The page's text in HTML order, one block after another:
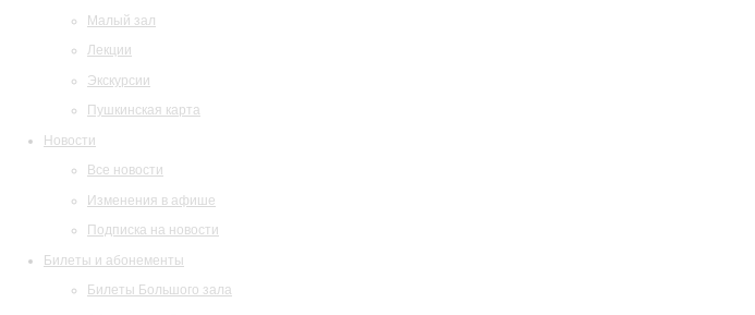
Малый зал
Лекции
Экскурсии
Пушкинская карта
Новости
Все новости
Изменения в афише
Подписка на новости
Билеты и абонементы
Билеты Большого зала